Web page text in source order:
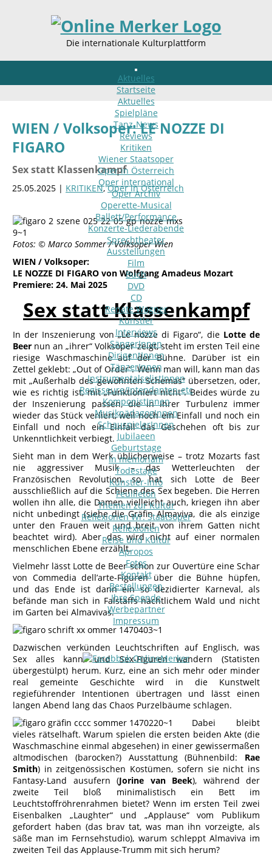
Die internationale Kulturplattform
Aktuelles
Startseite
Aktuelles
Spielpläne
Tanz-News
Reviews
Kritiken
Wiener Staatsoper
Oper in Österreich
Oper international
Oper Archiv
Operette-Musical
Ballett/Performance
Konzerte-Liederabende
Sprechtheater
Ausstellungen
Film
Buch
DVD
CD
Renate Wagner
Künstler
Interviews
SängerInnen
DirigentInnen
TänzerInnen
InstrumentalsolistInnen
Regisseure/Intendanten-etc
KomponistInnen
MusikpädagogInnen
SchauspielerInnen
Jubilaeen
Geburtstage
In memoriam
Todestage
Künstler-Info
Feuilleton
Themen zur Kultur
Reflexionen Wr. Staatsoper
Reflexionen
Reise und Kultur
Apropos
Fotos
Kontakt
Bestellungen
Ihre Spende
Werbepartner
Impressum
WIEN / Volksoper: LE NOZZE DI
FIGARO
Sex statt Klassenkampf
25.05.2025 | KRITIKEN,Oper in Österreich
Fotos: © Marco Sommer / Volksoper Wien
WIEN / Volksoper:
LE NOZZE DI FIGARO von Wolfgang Amadeus Mozart
Premiere: 24. Mai 2025
Sex statt Klassenkampf
In der Inszenierung von „Le nozze di Figaro“, die Lotte de
Beer nun an „ihrer“ Volksoper zeigt, steht im ersten Teil eine
riesige Waschmaschine auf der Bühne. Darüber ist ein
Zettel geklebt: „Out of Order“. Wenn man will, kann man das
mit „Außerhalb des gewohnten Schemas“ übersetzen, oder,
wie es richtig ist, mit „Funktioniert nicht“. Beides würde zu
der Inszenierung passen, die in ihrer Turbulenz immer
wieder das Stück verliert, weil noch ein Einfall und noch ein
Einfall und noch ein Einfall das Geschehen oft bis zur
Unkenntlichkeit verbiegt.
Sieht man in dem Werk üblicherweise – trotz Mozarts fast
nie aggressiver Musik – das Wetterleuchten der
Französischen Revolution, so hat sich Lotte de Beer
ausschließlich auf die Schiene des Sex begeben. Die Herren
wollen ihn alle, die Damen vielleicht auch, kriegen ihn aber
nicht unbedingt (siehe die Gräfin Almaviva, die als einzige
unter den Frauen weit und breit von ihrem Gatten nicht
beachtet wird). Aber das wird nicht auf einer normalen
menschlichen Ebene erzählt.
Vielmehr lässt Lotte de Beer schon zur Ouvertüre eine Schar
von Commedia dell’arte-Figuren über die Bühne hüpfen,
und das Ende ist dann ein so dezidierter Karneval, als
befände man sich in Falstaffs nächtlichem Wald und nicht
im Garten bei Almavivas.
Dazwischen verkünden Leuchtschriften auf Englisch, was
Sex alles kann, und Sex-Figuren wandern (Statisten
übergestülpt) herum. Kurz, eine an sich mehr oder minder
real gemeinte Geschichte wird in die Kunstwelt
regieführender Intentionen übertragen und lässt einen
langen Abend lang das Chaos Purzelbäume schlagen.
Dabei bleibt
vieles rätselhaft. Warum spielen die ersten beiden Akte (die
Waschmaschine einmal abgesehen) in einer gewissermaßen
altmodischen (barocken?) Ausstattung (Bühnenbild: Rae
Smith) in zeitgenössischen Kostümen, sofern sie nicht ins
Fantasy-Land ausufern (Jorine van Beek), während der
zweite Teil bloß minimalistisch ein Bett im
Leuchtstoffröhrenrahmen bietet? Wenn im ersten Teil zwei
Eisenbalken „Laughter“ und „Applause“ vom Publikum
gefordert haben (das brav tat, was man ihn vorzeigte, als
säße man im Fernsehstudio), warum schleppt Almaviva im
zweiten Teil das Applause-Trumm mit sich herum?